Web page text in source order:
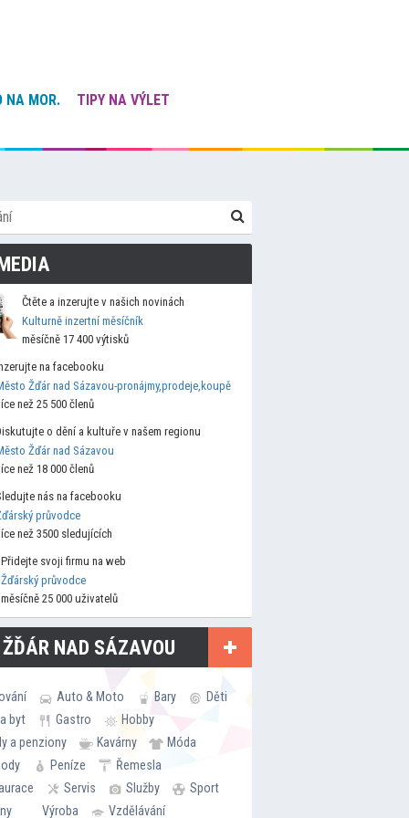
NA MOR. TIPY NA VÝLET
Čtěte a inzerujte v našich novinách
Kulturně inzertní měsíčník
měsíčně 17 400 výtisků
na facebooku
Žďár nad Sázavou-pronájmy,prodeje,koupě
než 25 500 členů
o dění a kultuře v našem regionu
Žďár nad Sázavou
než 18 000 členů
nás na facebooku
průvodce
než 3500 sledujících
Přidejte svoji firmu na web
Žďárský průvodce
měsíčně 25 000 uživatelů
NAD SÁZAVOU
Auto & Moto Bary
Děti
byt
Gastro
Hobby
a penziony
Kavárny
Móda
Peníze
Řemesla
Servis Služby
Sport
Výroba Vzdělávání